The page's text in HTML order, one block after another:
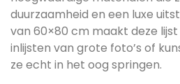
duurzaamheid en een luxe
van 60×80 cm maakt deze
inlijsten van grote foto’s of
ze echt in het oog springen.